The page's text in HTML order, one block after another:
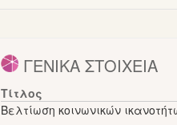
ΓΕΝΙΚΑ ΣΤΟΙΧΕΙΑ
Τίτλος
Βελτίωση κοινωνικών